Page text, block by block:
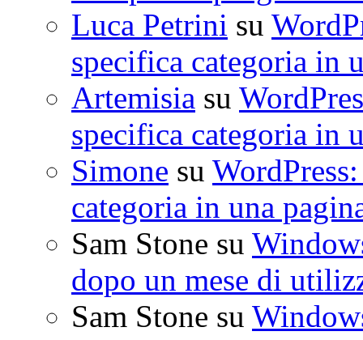
Luca Petrini su
specifica categoria in
Artemisia su
specifica categoria in
Simone su
categoria in una
Sam Stone su
dopo un mese di
Sam Stone su